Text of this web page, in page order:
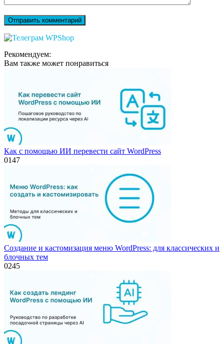
Рекомендуем:
Вам также может понравиться
Как с помощью ИИ перевести сайт WordPress
0147
Создание и кастомизация меню WordPress: для классических и
блочных тем
0245